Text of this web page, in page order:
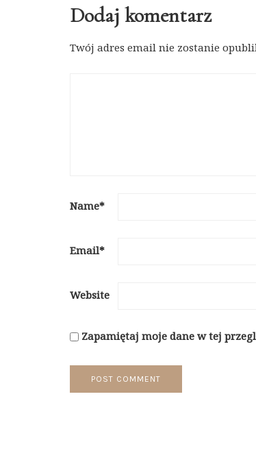
Dodaj komentarz
Twój adres email nie zostanie
Name*
Email*
Website
Zapamiętaj moje dane w tej